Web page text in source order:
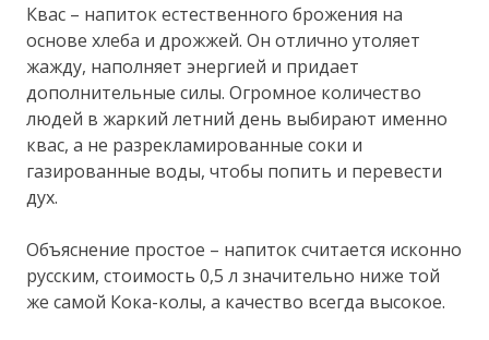
Квас – напиток естественного брожения на
основе хлеба и дрожжей. Он отлично утоляет
жажду, наполняет энергией и придает
дополнительные силы. Огромное количество
людей в жаркий летний день выбирают именно
квас, а не разрекламированные соки и
газированные воды, чтобы попить и перевести
дух.
Объяснение простое – напиток считается исконно
русским, стоимость 0,5 л значительно ниже той
же самой Кока-колы, а качество всегда высокое.